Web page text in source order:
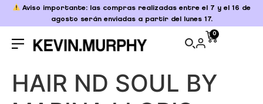
Aviso importante: las compras realizadas entre el 7 y el 16 de
agosto serán enviadas a partir del lunes 17.
0
HAIR ND SOUL BY